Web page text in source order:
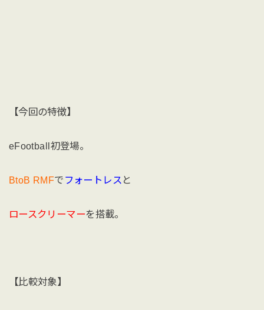
【今回の特徴】
eFootball初登場。
BtoB RMFで フォートレス と
ロースクリーマーを搭載。
【比較対象】